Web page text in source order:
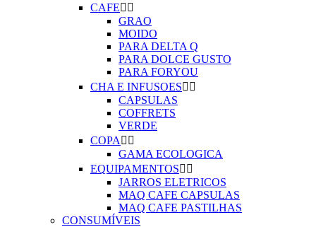
CAFE 
GRAO
MOIDO
PARA DELTA Q
PARA DOLCE GUSTO
PARA FORYOU
CHA E INFUSOES 
CAPSULAS
COFFRETS
VERDE
COPA  
GAMA ECOLOGICA
EQUIPAMENTOS 
JARROS ELETRICOS
MAQ CAFE CAPSULAS
MAQ CAFE PASTILHAS
CONSUMÍVEIS